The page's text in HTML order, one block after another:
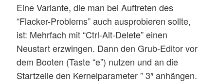
Eine Variante, die man bei Auftreten des
“Flacker-Problems” auch ausprobieren sollte,
ist: Mehrfach mit “Ctrl-Alt-Delete” einen
Neustart erzwingen. Dann den Grub-Editor vor
dem Booten (Taste “e”) nutzen und an die
Startzeile den Kernelparameter ” 3″ anhängen.